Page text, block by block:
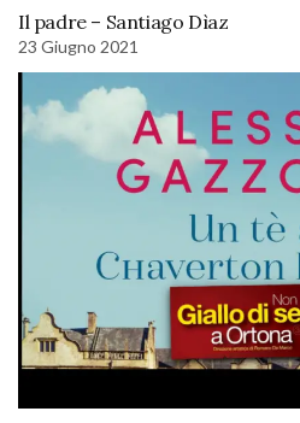
Il padre – Santiago Dìaz
23 Giugno 2021